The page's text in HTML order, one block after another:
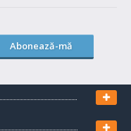
Abonează-mă